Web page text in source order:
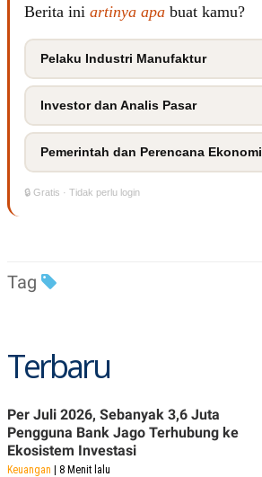
AG
S
O
T
I
P
S
A
N
A
D
E
M
Y
P
S
R
E
E
A
S
E
.
Berita ini artinya apa buat kamu?
Pelaku Industri Manufaktur
Investor dan Analis Pasar
Pemerintah dan Perencana Ekonomi
🔒 Gratis · Tidak perlu login
Tag
Terbaru
Per Juli 2026, Sebanyak 3,6 Juta
Pengguna Bank Jago Terhubung ke
Ekosistem Investasi
Keuangan | 8 Menit lalu